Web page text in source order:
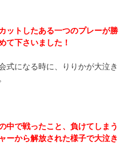
ットしたある一つのプレーが勝
て下さいました！
式になる時に、りりかが大泣き
中で戦ったこと、負けてしまう
ーから解放された様子で大泣き